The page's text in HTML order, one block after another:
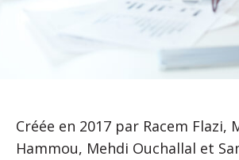
Créée en 2017 par Racem Flazi,
Hammou, Mehdi Ouchallal et